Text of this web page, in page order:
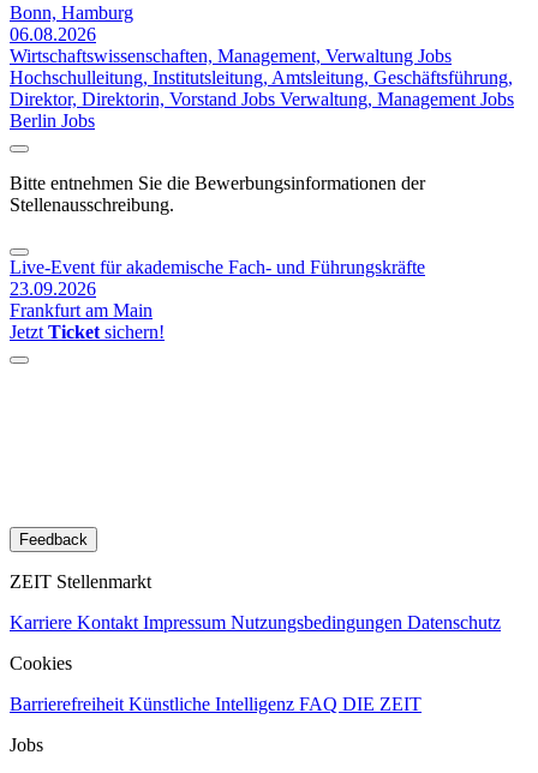
Bonn, Hamburg
06.08.2026
Wirtschaftswissenschaften, Management, Verwaltung Jobs
Hochschulleitung, Institutsleitung, Amtsleitung, Geschäftsführung,
Direktor, Direktorin, Vorstand Jobs Verwaltung, Management Jobs
Berlin Jobs
Bitte entnehmen Sie die Bewerbungsinformationen der
Stellenausschreibung.
Live-Event für akademische Fach- und Führungskräfte
23.09.2026
Frankfurt am Main
Jetzt Ticket sichern!
Feedback
ZEIT Stellenmarkt
Karriere Kontakt Impressum Nutzungsbedingungen Datenschutz
Cookies
Barrierefreiheit Künstliche Intelligenz FAQ DIE ZEIT
Jobs